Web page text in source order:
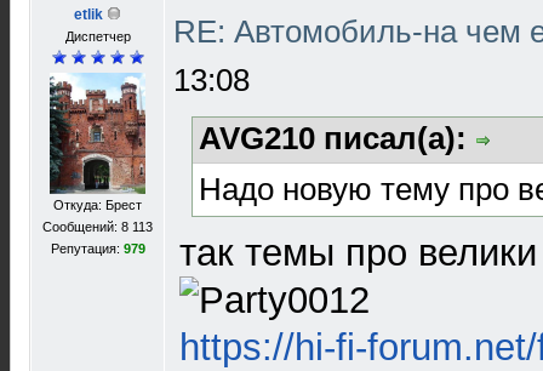
etlik
Диспетчер
Откуда: Брест
Сообщений: 8 113
Репутация: 979
RE: Автомобиль-на чем
13:08
AVG210 писал(а):
Надо новую тему про
так темы про
https://hi-fi-